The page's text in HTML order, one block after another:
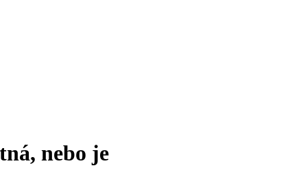
nebo je